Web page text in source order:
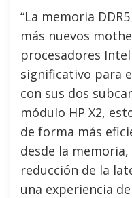
“La memoria
más nuevos
procesadores
significativo para
con sus dos
módulo HP X2,
de forma más
desde la
reducción de la
una experiencia